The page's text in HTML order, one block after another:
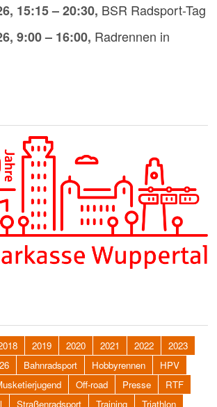
, 15:15– 20:30, BSR Radsport-Tag
, 9:00– 16:00, Radrennen in
2019 2020 2021 2022
2023
Bahnradsport Hobbyrennen
HPV
Off-road Presse
RTF
Straßenradsport Training Triathlon